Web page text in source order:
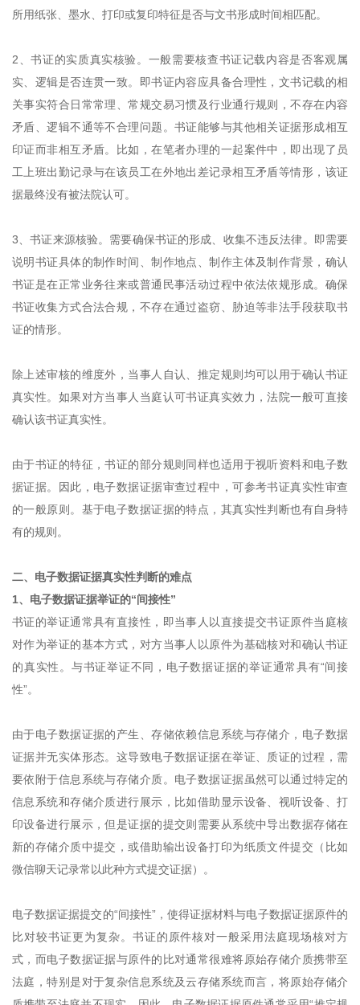
所用纸张、墨水、打印或复印特征是否与文书形成时间相匹配。
2、书证的实质真实核验。一般需要核查书证记载内容是否客观属
实、逻辑是否连贯一致。即书证内容应具备合理性，文书记载的相
关事实符合日常常理、常规交易习惯及行业通行规则，不存在内容
矛盾、逻辑不通等不合理问题。书证能够与其他相关证据形成相互
印证而非相互矛盾。比如，在笔者办理的一起案件中，即出现了员
工上班出勤记录与在该员工在外地出差记录相互矛盾等情形，该证
据最终没有被法院认可。
3、书证来源核验。需要确保书证的形成、收集不违反法律。即需要
说明书证具体的制作时间、制作地点、制作主体及制作背景，确认
书证是在正常业务往来或普通民事活动过程中依法依规形成。确保
书证收集方式合法合规，不存在通过盗窃、胁迫等非法手段获取书
证的情形。
除上述审核的维度外，当事人自认、推定规则均可以用于确认书证
真实性。如果对方当事人当庭认可书证真实效力，法院一般可直接
确认该书证真实性。
由于书证的特征，书证的部分规则同样也适用于视听资料和电子数
据证据。因此，电子数据证据审查过程中，可参考书证真实性审查
的一般原则。基于电子数据证据的特点，其真实性判断也有自身特
有的规则。
二、电子数据证据真实性判断的难点
1、电子数据证据举证的“间接性”
书证的举证通常具有直接性，即当事人以直接提交书证原件当庭核
对作为举证的基本方式，对方当事人以原件为基础核对和确认书证
的真实性。与书证举证不同，电子数据证据的举证通常具有“间接
性”。
由于电子数据证据的产生、存储依赖信息系统与存储介，电子数据
证据并无实体形态。这导致电子数据证据在举证、质证的过程，需
要依附于信息系统与存储介质。电子数据证据虽然可以通过特定的
信息系统和存储介质进行展示，比如借助显示设备、视听设备、打
印设备进行展示，但是证据的提交则需要从系统中导出数据存储在
新的存储介质中提交，或借助输出设备打印为纸质文件提交（比如
微信聊天记录常以此种方式提交证据）。
电子数据证据提交的“间接性”，使得证据材料与电子数据证据原件的
比对较书证更为复杂。书证的原件核对一般采用法庭现场核对方
式，而电子数据证据与原件的比对通常很难将原始存储介质携带至
法庭，特别是对于复杂信息系统及云存储系统而言，将原始存储介